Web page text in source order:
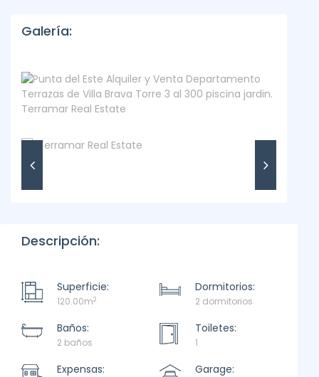
Galería:
Descripción:
Superficie:
120.00m2
Dormitorios:
2 dormitorios
Baños:
2 baños
Toiletes:
1
Expensas: Garage: